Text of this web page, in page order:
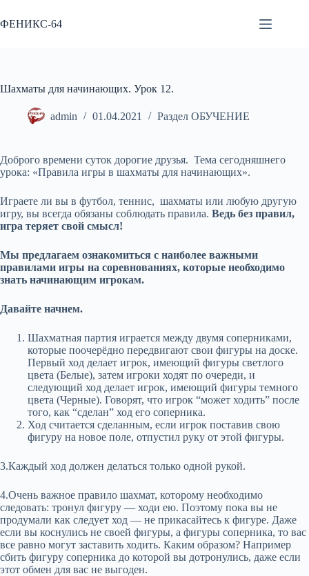
к
сути
ФЕНИКС-64
Шахматы для начинающих. Урок 12.
admin 01.04.2021 Раздел ОБУЧЕНИЕ
Доброго времени суток дорогие друзья. Тема сегодняшнего
урока: «Правила игры в шахматы для начинающих».
Играете ли вы в футбол, теннис, шахматы или любую другую
игру, вы всегда обязаны соблюдать правила. Ведь без правил,
игра теряет свой смысл!
Мы предлагаем ознакомиться с наиболее важными
правилами игры на соревнованиях, которые необходимо
знать начинающим игрокам.
Давайте начнем.
Шахматная партия играется между двумя соперниками,
которые поочерёдно передвигают свои фигуры на доске.
Первый ход делает игрок, имеющий фигуры светлого
цвета (Белые), затем игроки ходят по очереди, и
следующий ход делает игрок, имеющий фигуры темного
цвета (Черные). Говорят, что игрок “может ходить” после
того, как “сделан” ход его соперника.
Ход считается сделанным, если игрок поставив свою
фигуру на новое поле, отпустил руку от этой фигуры.
3.Каждый ход должен делаться только одной рукой.
4.Очень важное правило шахмат, которому необходимо
следовать: тронул фигуру — ходи ею. Поэтому пока вы не
продумали как следует ход — не прикасайтесь к фигуре. Даже
если вы коснулись не своей фигуры, а фигуры соперника, то вас
все равно могут заставить ходить. Каким образом? Например
сбить фигуру соперника до которой вы дотронулись, даже если
этот обмен для вас не выгоден.